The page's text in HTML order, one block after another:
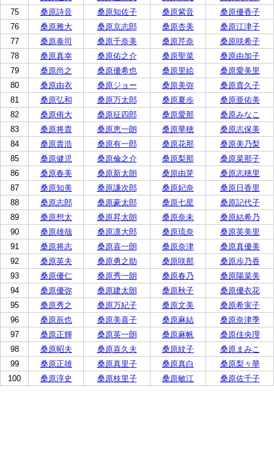
75
桑原詩音 桑原知佐子 桑原紫音
桑原優香子
76
桑原雅大 桑原京志郎 桑原杏美
桑原江津子
77
桑原泰司 桑原千奈美 桑原芹奈
桑原咲希子
78
桑原真幸 桑原佑之介 桑原聖菜
桑原由加子
79
桑原尚之 桑原優希也 桑原里絵
桑原愛美里
80
桑原由衣 桑原ジョー 桑原美弥
桑原貴久子
81
桑原弘和 桑原万太郎 桑原夏歩
桑原亜佑美
82
桑原侑大 桑原征四郎 桑原愛那
桑原みなこ
83
桑原将貴 桑原恵一朗 桑原華穂
桑原志保美
84
桑原貴浩 桑原有一郎 桑原花那
桑原美乃梨
85
桑原健児 桑原倫之介 桑原梨那
桑原菜那子
86
桑原春美 桑原新太朗 桑原由芽
桑原志穂里
87
桑原知美 桑原謙次郎 桑原妃奈
桑原日香里
88
桑原志郎 桑原豪太郎 桑原七星
桑原記代子
89
桑原想太 桑原昇太朗 桑原奈未
桑原結希乃
90
桑原雄哉 桑原凛大郎 桑原琉奈
桑原英美里
91
桑原将志 桑原喜一朗 桑原奈津
桑原真優美
92
桑原英夫 桑原勇之助 桑原咲那
桑原歩乃香
93
桑原優仁 桑原秀一朗 桑原春乃
桑原陽菜美
94
桑原優弥 桑原建太朗 桑原秋子
桑原優衣花
95
桑原秀之 桑原万紀子 桑原文美
桑原希実子
96
桑原辰也 桑原美喜子 桑原麻結
桑原奈津季
97
桑原正輝 桑原英一朗 桑原麻帆
桑原佳央理
98
桑原昭夫 桑原喜久夫 桑原紋子
桑原まみこ
99
桑原正雄 桑原真里子 桑原真白
桑原梨々華
100
桑原淳史 桑原枝里子 桑原敏江 桑原佐千子